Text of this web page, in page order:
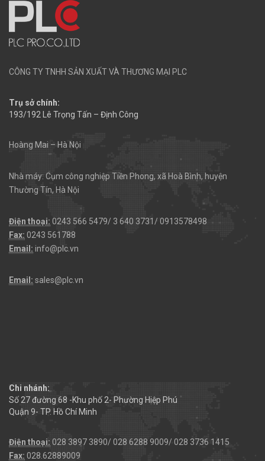
CÔNG TY TNHH SẢN XUẤT VÀ THƯƠNG MẠI PLC
Trụ sở chính:
193/192 Lê Trọng Tấn – Định Công
Hoàng Mai – Hà Nội
Nhà máy: Cụm công nghiệp Tiền Phong, xã Hoà Bình, huyện
Thường Tín, Hà Nội
Điện thoại: 0243 566 5479/ 3 640 3731/ 0913578498
Fax: 0243 561788
Email: info@plc.vn
Email: sales@plc.vn
Chi nhánh:
Số 27 đường 68 -Khu phố 2- Phường Hiệp Phú
Quận 9- TP. Hồ Chí Minh
Điện thoại: 028 3897 3890/ 028 6288 9009/ 028 3736 1415
Fax: 028.62889009